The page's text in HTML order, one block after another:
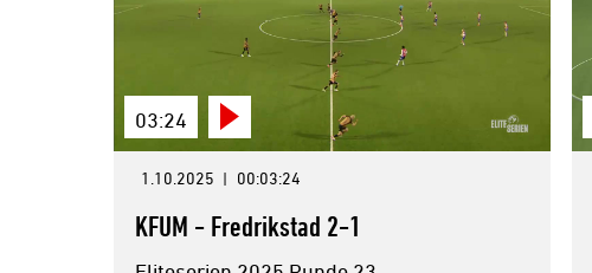
03:24
1.10.2025 | 00:03:24
KFUM - Fredrikstad 2-1